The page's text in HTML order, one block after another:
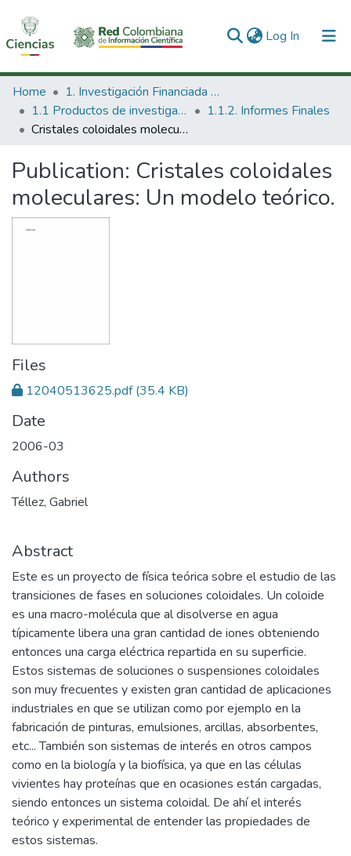
Log In (current)
Communities & Collections
All of DSpace
Home
1. Investigación Financiada con Recursos Públicos
1.1 Productos de investigación
1.1.2. Informes Finales
Cristales coloidales moleculares: Un modelo teórico.
Publication: Cristales coloidales
moleculares: Un modelo teórico.
Files
12040513625.pdf(35.4 KB)
Date
2006-03
Authors
Téllez, Gabriel
Abstract
Este es un proyecto de física teórica sobre el estudio de las
transiciones de fases en soluciones coloidales. Un coloide
es una macro-molécula que al disolverse en agua
típicamente libera una gran cantidad de iones obteniendo
entonces una carga eléctrica repartida en su superficie.
Estos sistemas de soluciones o suspensiones coloidales
son muy frecuentes y existen gran cantidad de aplicaciones
industriales en que se utilizan como por ejemplo en la
fabricación de pinturas, emulsiones, arcillas, absorbentes,
etc... También son sistemas de interés en otros campos
como en la biología y la biofísica, ya que en las células
vivientes hay proteínas que en ocasiones están cargadas,
siendo entonces un sistema coloidal. De ahí el interés
teórico y experimental de entender las propiedades de
estos sistemas.